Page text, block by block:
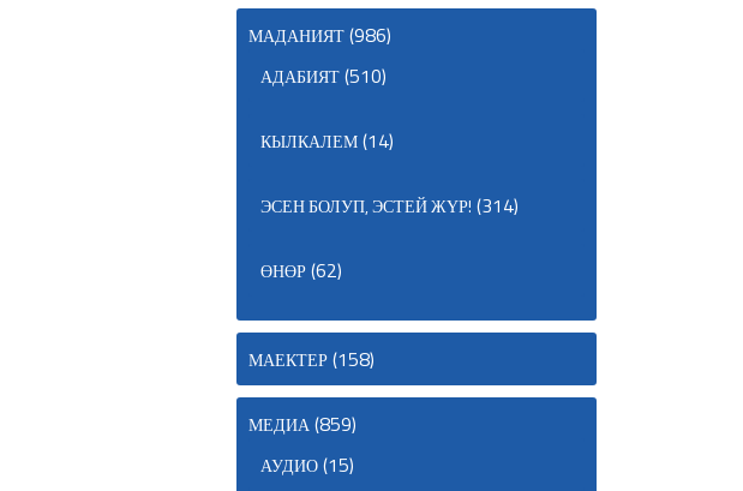
МАДАНИЯТ(986)
АДАБИЯТ(510)
КЫЛКАЛЕМ(14)
ЭСЕН БОЛУП, ЭСТЕЙ ЖҮР! (314)
ӨНӨР(62)
МАЕКТЕР(158)
МЕДИА(859)
АУДИО(15)